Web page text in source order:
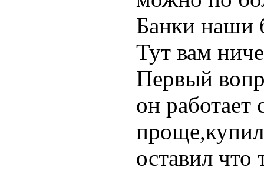
Банки наши
Тут вам
Первый
он работает
оставил что